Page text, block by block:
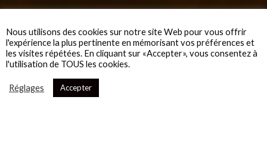
Nous utilisons des cookies sur notre site Web pour vous offrir
l'expérience la plus pertinente en mémorisant vos préférences et
les visites répétées. En cliquant sur «Accepter», vous consentez à
l'utilisation de TOUS les cookies.
Réglages Accepter